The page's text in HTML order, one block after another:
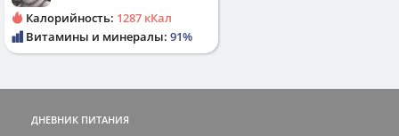
Калорийность: 1287 кКал
Витамины и минералы: 91%
ДНЕВНИК ПИТАНИЯ